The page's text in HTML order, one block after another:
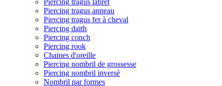
Piercing tragus labret
Piercing tragus anneau
Piercing tragus fer à cheval
Piercing daith
Piercing conch
Piercing rook
Chaines d'oreille
Piercing nombril de grossesse
Piercing nombril inversé
Nombril par formes